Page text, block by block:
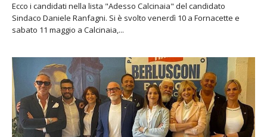
Ecco i candidati nella lista "Adesso Calcinaia" del candidato
Sindaco Daniele Ranfagni. Si è svolto venerdì 10 a Fornacette e
sabato 11 maggio a Calcinaia,...